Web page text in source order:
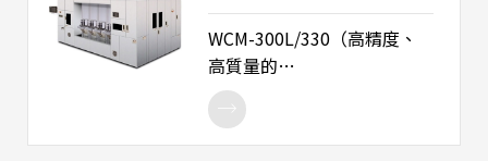
WCM-300L/330（高精度、
高質量的
FOWLP/FIWLP/EWLP全自動
模壓機） - 採用4軸綫性運動
馬達的高精度與平行度